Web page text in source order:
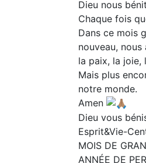
Dieu nous
Chaque fois
Dans ce mois
nouveau,
la paix, la joie,
Mais plus
notre monde.
Amen
Dieu vous
Esprit&Vie-
MOIS DE
ANNÉE DE